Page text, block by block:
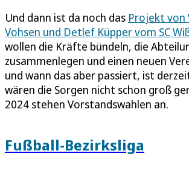
Und dann ist da noch das Projekt von
Vohsen und Detlef Küpper vom SC
wollen die Kräfte bündeln, die
zusammenlegen und einen neuen
und wann das aber passiert, ist
wären die Sorgen nicht schon groß
2024 stehen Vorstandswahlen an.
Fußball-Bezirksliga